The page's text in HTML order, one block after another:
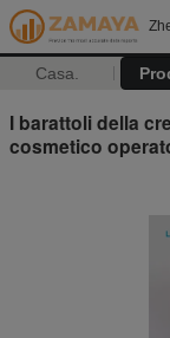
Casa.
I barattoli della
cosmetico